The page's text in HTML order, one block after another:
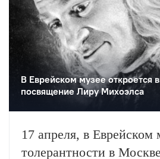
В Еврейском музее откроется
посвящение Лиру Михоэлса
17 апреля, в Еврейском
толерантности в